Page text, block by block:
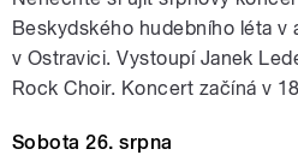
Beskydského hudebního léta v
v Ostravici. Vystoupí Janek
Rock Choir. Koncert začíná v
Sobota 26. srpna